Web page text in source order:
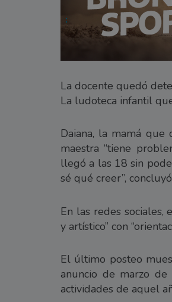
La docente quedó
La ludoteca infantil
Daiana, la mamá
maestra “tiene
llegó a las 18 sin
sé qué creer”,
En las redes sociales,
y artístico” con
El último posteo
anuncio de marzo
actividades de aquel